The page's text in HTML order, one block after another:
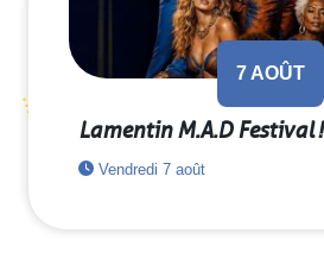
7 AOÛT
Lamentin M.A.D Festival !
Vendredi 7 août